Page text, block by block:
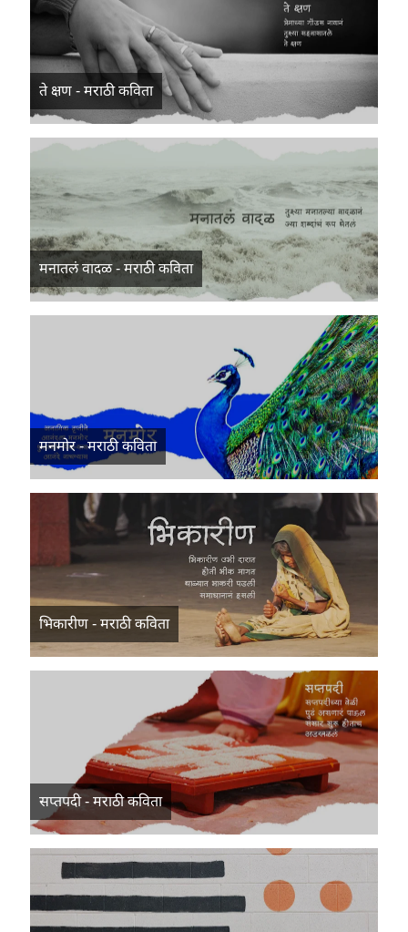
ते क्षण - मराठी कविता
मनातलं वादळ - मराठी कविता
मनमोर - मराठी कविता
भिकारीण - मराठी कविता
सप्तपदी - मराठी कविता